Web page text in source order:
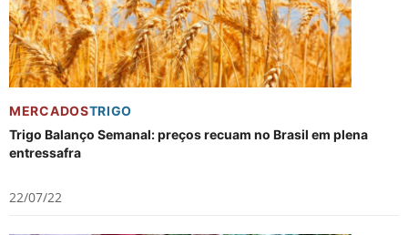
MERCADOSTRIGO
Trigo Balanço Semanal: preços recuam no Brasil em plena
entressafra
22/07/22